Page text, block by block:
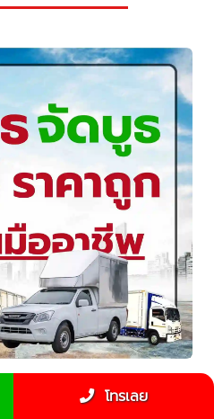
กระบะพร้อมทีมยกของ พร้อม
โทรเลย